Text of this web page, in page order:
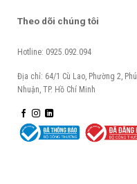
Theo dõi chúng tôi
Hotline: 0925.092.094
Địa chỉ: 64/1 Cù Lao, Phường 2, Phú
Nhuận, TP. Hồ Chí Minh